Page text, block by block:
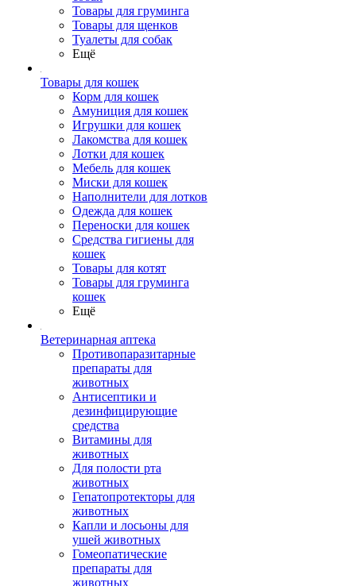
Товары для груминга
Товары для щенков
Туалеты для собак
Ещё
Товары для кошек
Корм для кошек
Амуниция для кошек
Игрушки для кошек
Лакомства для кошек
Лотки для кошек
Мебель для кошек
Миски для кошек
Наполнители для лотков
Одежда для кошек
Переноски для кошек
Средства гигиены для
кошек
Товары для котят
Товары для груминга
кошек
Ещё
Ветеринарная аптека
Противопаразитарные
препараты для
животных
Антисептики и
дезинфицирующие
средства
Витамины для
животных
Для полости рта
животных
Гепатопротекторы для
животных
Капли и лосьоны для
ушей животных
Гомеопатические
препараты для
животных